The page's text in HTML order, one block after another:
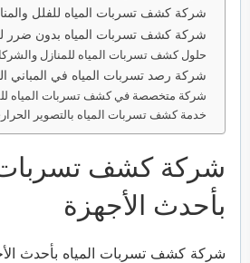
شركة كشف تسربات المياه للفلل
شركة كشف تسربات المياه بدون ضرر
حلول كشف تسربات المياه للمنازل
شركة رصد تسربات المياه في المباني
شركة متخصصة في كشف تسربات المياه
خدمة كشف تسربات المياه بالتصوير
شركة كشف تسربات
بأحدث الأجهزة
شركة كشف تسربات المياه بأحدث